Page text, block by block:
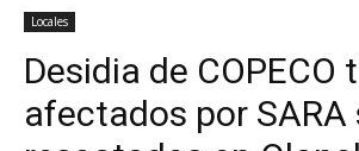
Locales
Desidia de COPECO
afectados por SARA